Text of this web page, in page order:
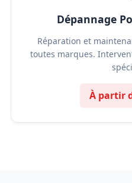
Dépannage
Réparation et
toutes marques.
À partir